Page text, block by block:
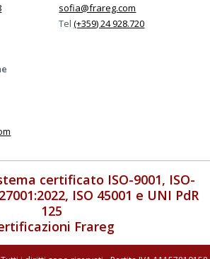
sofia@frareg.com
Tel(+359) 24 928.720
certificato ISO-9001, ISO-
ISO 45001 e UNI PdR
125
Frareg